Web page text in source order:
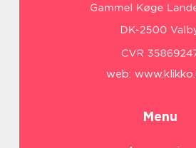
web:
Menu